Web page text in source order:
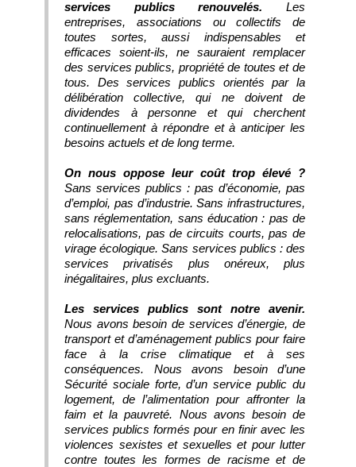
services publics renouvelés. Les
entreprises, associations ou collectifs de
toutes sortes, aussi indispensables et
efficaces soient-ils, ne sauraient remplacer
des services publics, propriété de toutes et de
tous. Des services publics orientés par la
délibération collective, qui ne doivent de
dividendes à personne et qui cherchent
continuellement à répondre et à anticiper les
besoins actuels et de long terme.
On nous oppose leur coût trop élevé ?
Sans services publics : pas d’économie, pas
d’emploi, pas d’industrie. Sans infrastructures,
sans réglementation, sans éducation : pas de
relocalisations, pas de circuits courts, pas de
virage écologique. Sans services publics : des
services privatisés plus onéreux, plus
inégalitaires, plus excluants.
Les services publics sont notre avenir.
Nous avons besoin de services d’énergie, de
transport et d’aménagement publics pour faire
face à la crise climatique et à ses
conséquences. Nous avons besoin d’une
Sécurité sociale forte, d’un service public du
logement, de l’alimentation pour affronter la
faim et la pauvreté. Nous avons besoin de
services publics formés pour en finir avec les
violences sexistes et sexuelles et pour lutter
contre toutes les formes de racisme et de